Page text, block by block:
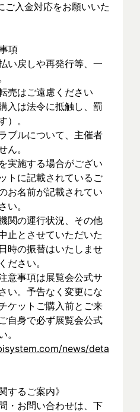
ご入金対応をお願いいた
項
い戻しや再発行等、一
売はご遠慮ください
入は法令に抵触し、罰
）。
ブルについて、主催者
ん。
実施する場合がござい
トに記載されているご
お名前が記載されてい
い。
関の運行状況、その他
止とさせていただいた
時の振替はいたしませ
ださい。
意事項は展覧会公式サ
い。予告なく変更にな
ケットご購入前とご来
自身で必ず展覧会公式
。
news/deta
するご案内》
・お問い合わせは、下